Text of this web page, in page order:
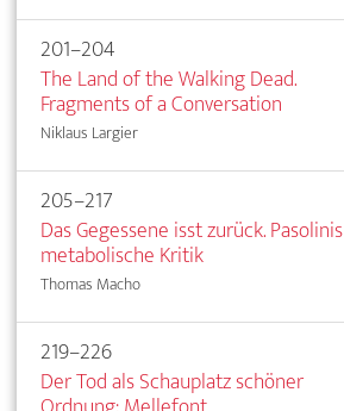
201–204
The Land of the Walking Dead.
Fragments of a Conversation
Niklaus Largier
205–217
Das Gegessene isst zurück. Pasolinis
metabolische Kritik
Thomas Macho
219–226
Der Tod als Schauplatz schöner